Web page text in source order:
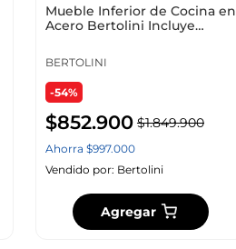
Mueble Inferior de Cocina en
Acero Bertolini Incluye
BERTOLINI
-54%
$852.900 $1.849.900
Ahorra $997.000
Vendido por: Bertolini
Agregar